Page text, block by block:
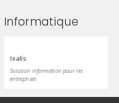
Informatique
Ixalis
Solution information pour les
entreprises